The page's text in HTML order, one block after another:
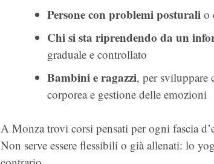
Persone con problemi posturali o
Chi si sta riprendendo da un
graduale e controllato
Bambini e ragazzi, per sviluppare
corporea e gestione delle emozioni
A Monza trovi corsi pensati per ogni fascia
Non serve essere flessibili o già allenati: lo